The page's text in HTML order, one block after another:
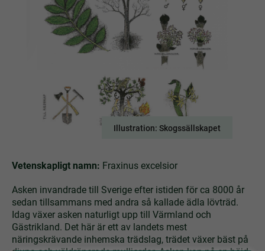
Illustration: Skogssällskapet
Vetenskapligt namn: Fraxinus excelsior
Asken invandrade till Sverige efter istiden för ca 8000 år
sedan tillsammans med andra så kallade ädla lövträd.
Idag växer asken naturligt upp till Värmland och
Gästrikland. Det här är ett av landets mest
näringskrävande inhemska trädslag, trädet växer bäst på